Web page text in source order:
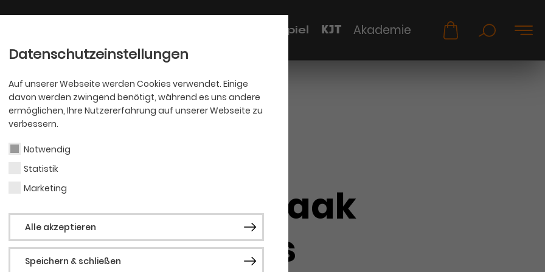
Datenschutzeinstellungen
Auf unserer Webseite werden Cookies verwendet. Einige
davon werden zwingend benötigt, während es uns andere
ermöglichen, Ihre Nutzererfahrung auf unserer Webseite zu
verbessern.
Notwendig
Statistik
Marketing
Alle akzeptieren
Speichern & schließen
Schauspiel KJT Akademie
Jan Isaak
Voges